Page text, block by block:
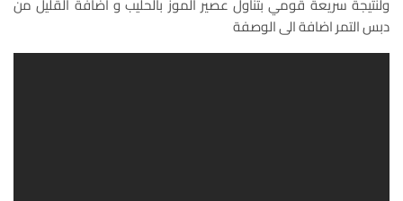
دبس التمر اضافة الى الوصفة